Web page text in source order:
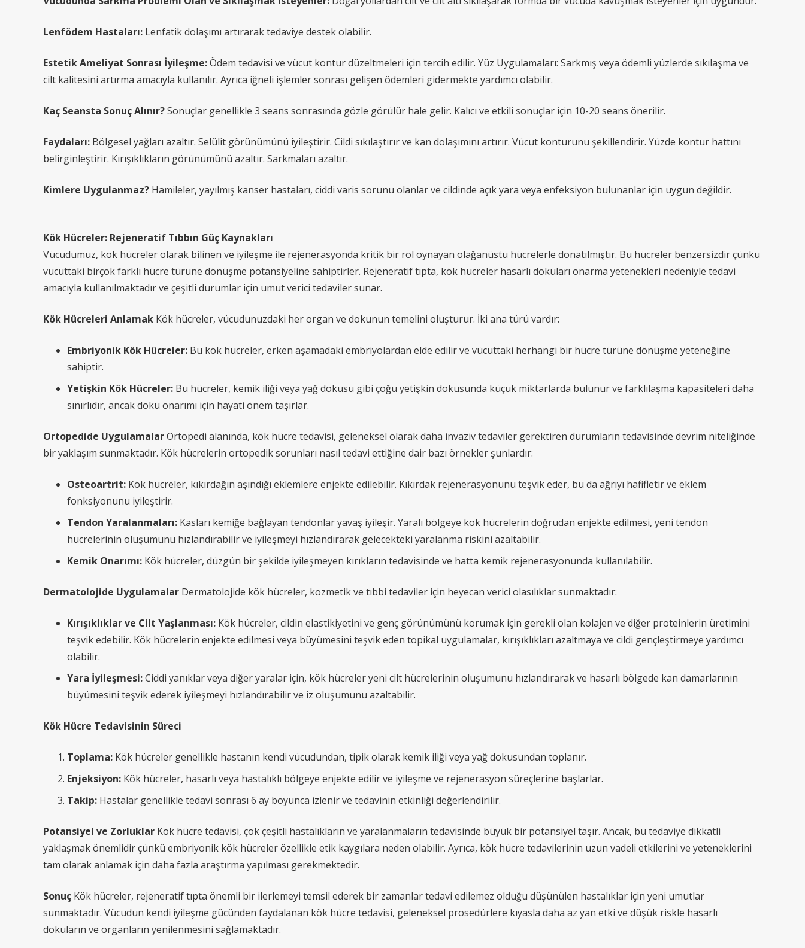
Lenfödem Hastaları: Lenfatik dolaşımı artırarak tedaviye destek olabilir.
Estetik Ameliyat Sonrası İyileşme:Ödem tedavisi ve vücut kontur düzeltmeleri için tercih edilir. Yüz Uygulamaları: Sarkmış veya ödemli yüzlerde sıkılaşma ve
cilt kalitesini artırma amacıyla kullanılır. Ayrıca iğneli işlemler sonrası gelişen ödemleri gidermekte yardımcı olabilir.
Kaç Seansta Sonuç Alınır?Sonuçlar genellikle 3 seans sonrasında gözle görülür hale gelir. Kalıcı ve etkili sonuçlar için 10-20 seans önerilir.
Faydaları: Bölgesel yağları azaltır. Selülit görünümünü iyileştirir. Cildi sıkılaştırır ve kan dolaşımını artırır. Vücut konturunu şekillendirir. Yüzde kontur hattını
belirginleştirir. Kırışıklıkların görünümünü azaltır. Sarkmaları azaltır.
Kimlere Uygulanmaz? Hamileler, yayılmış kanser hastaları, ciddi varis sorunu olanlar ve cildinde açık yara veya enfeksiyon bulunanlar için uygun değildir.
Kök Hücreler: Rejeneratif Tıbbın Güç Kaynakları
Vücudumuz, kök hücreler olarak bilinen ve iyileşme ile rejenerasyonda kritik bir rol oynayan olağanüstü hücrelerle donatılmıştır. Bu hücreler benzersizdir çünkü
vücuttaki birçok farklı hücre türüne dönüşme potansiyeline sahiptirler. Rejeneratif tıpta, kök hücreler hasarlı dokuları onarma yetenekleri nedeniyle tedavi
amacıyla kullanılmaktadır ve çeşitli durumlar için umut verici tedaviler sunar.
Kök Hücreleri Anlamak Kök hücreler, vücudunuzdaki her organ ve dokunun temelini oluşturur. İki ana türü vardır:
Embriyonik Kök Hücreler: Bu kök hücreler, erken aşamadaki embriyolardan elde edilir ve vücuttaki herhangi bir hücre türüne dönüşme yeteneğine
sahiptir.
Yetişkin Kök Hücreler: Bu hücreler, kemik iliği veya yağ dokusu gibi çoğu yetişkin dokusunda küçük miktarlarda bulunur ve farklılaşma kapasiteleri daha
sınırlıdır, ancak doku onarımı için hayati önem taşırlar.
Ortopedide UygulamalarOrtopedi alanında, kök hücre tedavisi, geleneksel olarak daha invaziv tedaviler gerektiren durumların tedavisinde devrim niteliğinde
bir yaklaşım sunmaktadır. Kök hücrelerin ortopedik sorunları nasıl tedavi ettiğine dair bazı örnekler şunlardır:
Osteoartrit: Kök hücreler, kıkırdağın aşındığı eklemlere enjekte edilebilir. Kıkırdak rejenerasyonunu teşvik eder, bu da ağrıyı hafifletir ve eklem
fonksiyonunu iyileştirir.
Tendon Yaralanmaları: Kasları kemiğe bağlayan tendonlar yavaş iyileşir. Yaralı bölgeye kök hücrelerin doğrudan enjekte edilmesi, yeni tendon
hücrelerinin oluşumunu hızlandırabilir ve iyileşmeyi hızlandırarak gelecekteki yaralanma riskini azaltabilir.
Kemik Onarımı: Kök hücreler, düzgün bir şekilde iyileşmeyen kırıkların tedavisinde ve hatta kemik rejenerasyonunda kullanılabilir.
Dermatolojide Uygulamalar Dermatolojide kök hücreler, kozmetik ve tıbbi tedaviler için heyecan verici olasılıklar sunmaktadır:
Kırışıklıklar ve Cilt Yaşlanması: Kök hücreler, cildin elastikiyetini ve genç görünümünü korumak için gerekli olan kolajen ve diğer proteinlerin üretimini
teşvik edebilir. Kök hücrelerin enjekte edilmesi veya büyümesini teşvik eden topikal uygulamalar, kırışıklıkları azaltmaya ve cildi gençleştirmeye yardımcı
olabilir.
Yara İyileşmesi:Ciddi yanıklar veya diğer yaralar için, kök hücreler yeni cilt hücrelerinin oluşumunu hızlandırarak ve hasarlı bölgede kan damarlarının
büyümesini teşvik ederek iyileşmeyi hızlandırabilir ve iz oluşumunu azaltabilir.
Kök Hücre Tedavisinin Süreci
Toplama: Kök hücreler genellikle hastanın kendi vücudundan, tipik olarak kemik iliği veya yağ dokusundan toplanır.
Enjeksiyon: Kök hücreler, hasarlı veya hastalıklı bölgeye enjekte edilir ve iyileşme ve rejenerasyon süreçlerine başlarlar.
Takip: Hastalar genellikle tedavi sonrası 6 ay boyunca izlenir ve tedavinin etkinliği değerlendirilir.
Potansiyel ve Zorluklar Kök hücre tedavisi, çok çeşitli hastalıkların ve yaralanmaların tedavisinde büyük bir potansiyel taşır. Ancak, bu tedaviye dikkatli
yaklaşmak önemlidir çünkü embriyonik kök hücreler özellikle etik kaygılara neden olabilir. Ayrıca, kök hücre tedavilerinin uzun vadeli etkilerini ve yeteneklerini
tam olarak anlamak için daha fazla araştırma yapılması gerekmektedir.
Sonuç Kök hücreler, rejeneratif tıpta önemli bir ilerlemeyi temsil ederek bir zamanlar tedavi edilemez olduğu düşünülen hastalıklar için yeni umutlar
sunmaktadır. Vücudun kendi iyileşme gücünden faydalanan kök hücre tedavisi, geleneksel prosedürlere kıyasla daha az yan etki ve düşük riskle hasarlı
dokuların ve organların yenilenmesini sağlamaktadır.